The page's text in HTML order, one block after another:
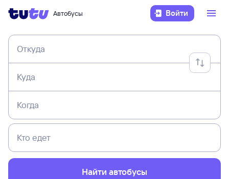
Автобусы Войти
Откуда
Куда
Когда
Кто едет
Найти автобусы